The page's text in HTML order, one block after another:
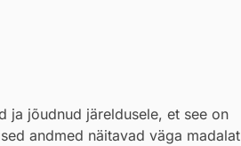
ja jõudnud järeldusele, et see on
andmed näitavad väga madalat